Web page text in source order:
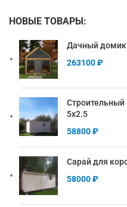
НОВЫЕ ТОВАРЫ:
Дачный домик
263100₽
Строительный
5х2.5
58800₽
Сарай для
58000₽